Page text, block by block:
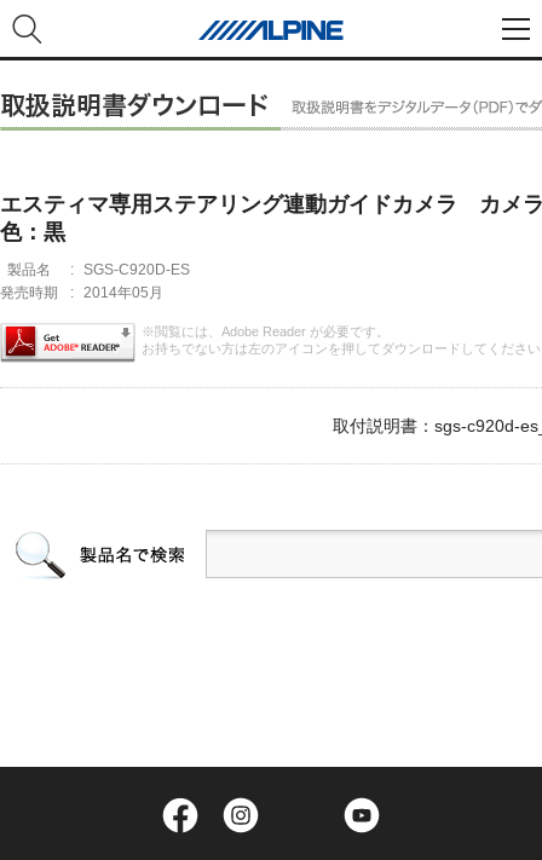
エスティマ専用ステアリング連動ガイドカメラ カメ
色：黒
製品名 : SGS-C920D-ES
発売時期
: 2014年05月
※閲覧には、Adobe Reader が必要です。
お持ちでない方は左のアイコンを押してダウンロードしてくださ
取付説明書：sgs-c920d-
Facebook Twitter